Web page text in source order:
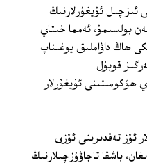
ئۇيغۇرلارنىڭ
بولسىمۇ، ئەمما خىتاي
ھاڭ داۋاملىق يوغىناپ
قوبۇل
ھۆكۈمىتىنى ئۇيغۇرلار
ئۆز تەقدىرىنى ئۆزى
باشقا تاجاۋۇزچىلارنىڭ